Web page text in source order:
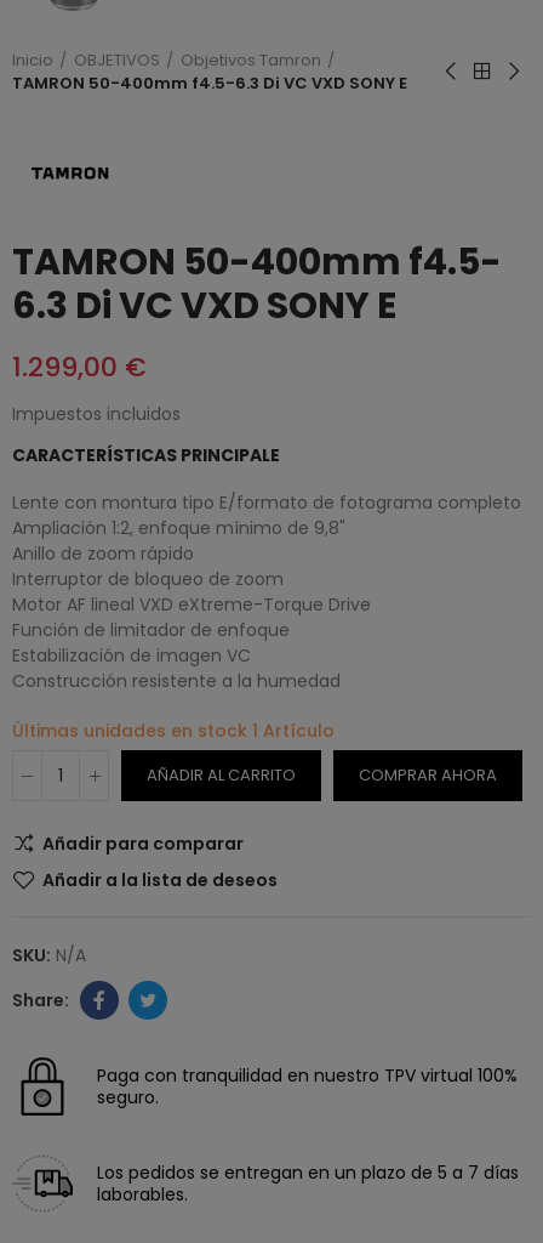
Inicio OBJETIVOS
Objetivos Tamron
TAMRON 50-400mm f4.5-6.3 Di VC VXD SONY E
TAMRON 50-400mm f4.5-
6.3 Di VC VXD SONY E
1.299,00 €
Impuestos incluidos
CARACTERÍSTICAS PRINCIPALE
Lente con montura tipo E/formato de fotograma completo
Ampliación 1:2, enfoque mínimo de 9,8"
Anillo de zoom rápido
Interruptor de bloqueo de zoom
Motor AF lineal VXD eXtreme-Torque Drive
Función de limitador de enfoque
Estabilización de imagen VC
Construcción resistente a la humedad
Últimas unidades en stock 1 Artículo
AÑADIR AL CARRITO COMPRAR AHORA
Añadir para comparar
Añadir a la lista de deseos
SKU: N/A
Paga con tranquilidad en nuestro TPV virtual 100%
seguro.
Los pedidos se entregan en un plazo de 5 a 7 días
laborables.